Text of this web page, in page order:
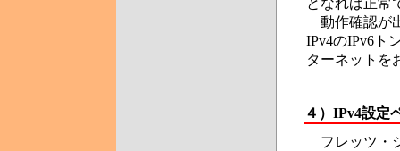
となれば正常
動作確認が
IPv4のIPv6ト
ターネットを
４） IPv4設定
フレッツ・